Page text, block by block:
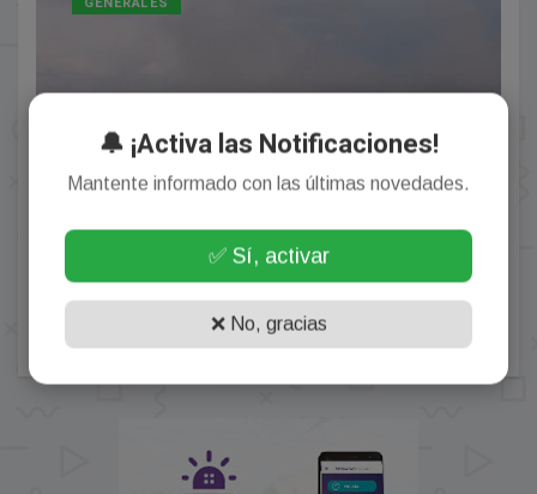
Se agrava la situación en Cataratas: quitan las
pasarelas metálicas ante la impresionante crecida
Agosto 01, 2026
🔔 ¡Activa las Notificaciones!
Mantente informado con las últimas novedades.
✅ Sí, activar
❌ No, gracias